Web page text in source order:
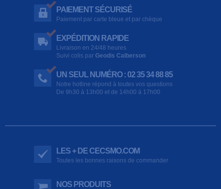
PAIEMENT SÉCURISÉ
Paiement par carte bleue et par chèque
EXPÉDITION RAPIDE
Livraison en 24/48 heures
Suivi colis par Geodis Calberson
UN SEUL NUMÉRO : 02 35 34 88 85
Notre hotline répond à toutes vos questions
De 9h30 à 13h00 et de 14h00 à 17h00
LES + DE CECSMO.COM
Toutes les bonnes raisons de commander
NOS PRODUITS